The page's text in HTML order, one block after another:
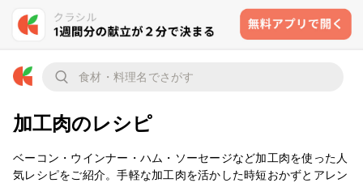
加工肉のレシピ
ベーコン・ウインナー・ハム・ソーセージなど加工肉を使った人
気レシピをご紹介。手軽な加工肉を活かした時短おかずとアレン